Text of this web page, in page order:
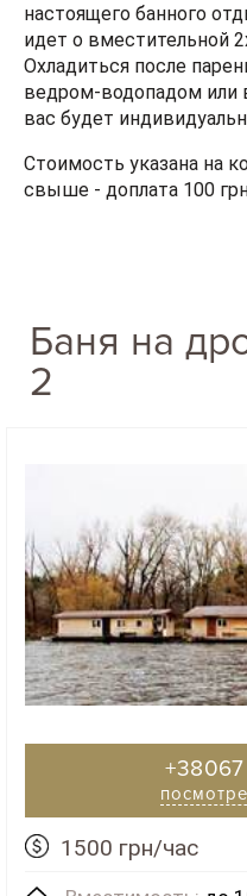
настоящего банного
идет о вместительной
Охладиться после
ведром-водопадом или
вас будет
Стоимость указана на
свыше - доплата 100
Баня на
2
1500 грн/час